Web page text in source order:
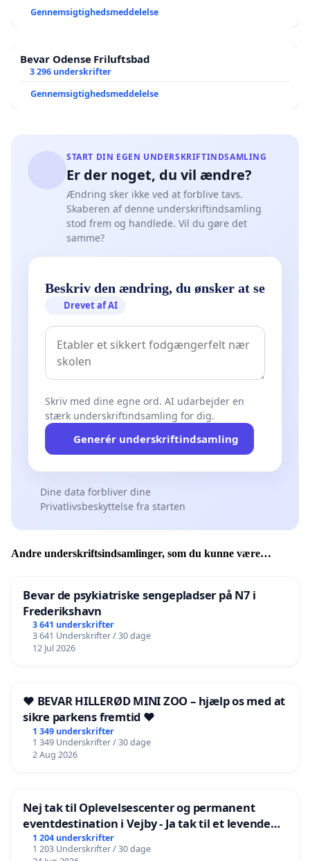
Gennemsigtighedsmeddelelse
Bevar Odense Friluftsbad
3 296 underskrifter
Gennemsigtighedsmeddelelse
START DIN EGEN UNDERSKRIFTINDSAMLING
Er der noget, du vil ændre?
Ændring sker ikke ved at forblive tavs.
Skaberen af denne underskriftindsamling
stod frem og handlede. Vil du gøre det
samme?
Beskriv den ændring, du ønsker at se
Drevet af AI
Skriv med dine egne ord. AI udarbejder en
stærk underskriftindsamling for dig.
Generér underskriftindsamling
Dine data forbliver dine
Privatlivsbeskyttelse fra starten
Andre underskriftsindsamlinger, som du kunne være
Bevar de psykiatriske sengepladser på N7 i
Frederikshavn
3 641 underskrifter
3 641 Underskrifter / 30 dage
12 Jul 2026
❤️ BEVAR HILLERØD MINI ZOO – hjælp os med at
sikre parkens fremtid ❤️
1 349 underskrifter
1 349 Underskrifter / 30 dage
2 Aug 2026
Nej tak til Oplevelsescenter og permanent
eventdestination i Vejby - Ja tak til et levende
lokalområde i balance
1 204 underskrifter
1 203 Underskrifter / 30 dage